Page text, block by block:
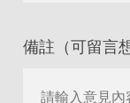
備註（可留言